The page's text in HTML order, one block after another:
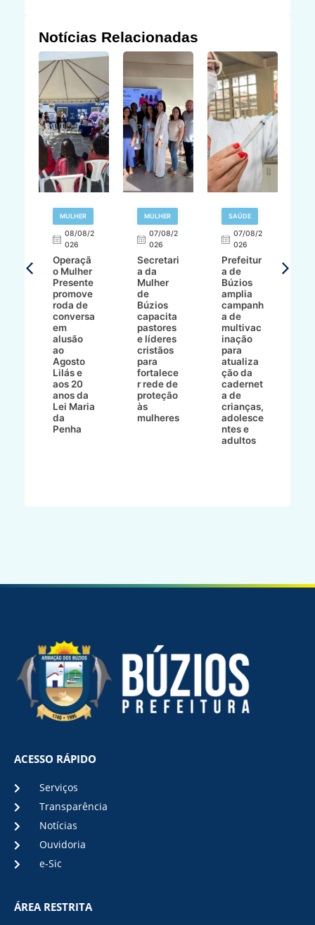
Notícias Relacionadas
MULHER
08/08/2
026
Operaçã
o Mulher
Presente
promove
roda de
conversa
em
alusão
ao
Agosto
Lilás e
aos 20
anos da
Lei Maria
da
Penha
MULHER
07/08/2
026
Secretari
a da
Mulher
de
Búzios
capacita
pastores
e líderes
cristãos
para
fortalece
r rede de
proteção
às
mulheres
SAÚDE
07/08/2
026
Prefeitur
a de
Búzios
amplia
campanh
a de
multivac
inação
para
atualiza
ção da
cadernet
a de
crianças,
adolesce
ntes e
adultos
ACESSO RÁPIDO
Serviços
Transparência
Notícias
Ouvidoria
e-Sic
ÁREA RESTRITA